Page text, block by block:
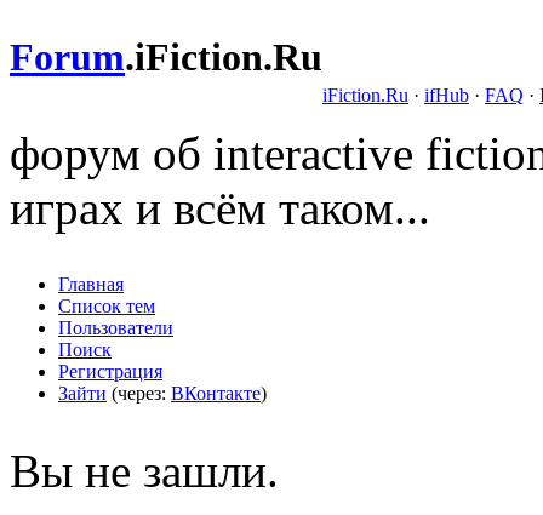
Forum.iFiction.Ru
iFiction.Ru · ifHub · FAQ ·
форум об interactive
играх и всём таком...
Главная
Список тем
Пользователи
Поиск
Регистрация
Зайти (через: ВКонтакте)
Вы не зашли.